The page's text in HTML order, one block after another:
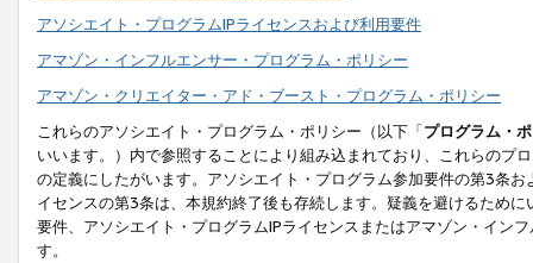
アソシエイト・プログラムIPライセンスおよび利用要件
アマゾン・インフルエンサー・プログラム・ポリシー
アマゾン・クリエイター・アド・ブースト・プログラム・ポリシー
これらのアソシエイト・プログラム・ポリシー（以下「プログラム・
いいます。）内で参照することにより組み込まれており、これらのプ
の定義にしたがいます。アソシエイト・プログラム参加要件の第3条
イセンスの第3条は、本規約終了後も存続します。疑義を避けるため
要件、アソシエイト・プログラムIPライセンスまたはアマゾン・イン
す。